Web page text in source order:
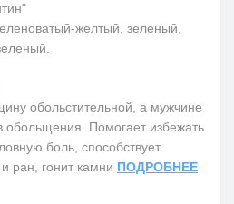
желтый, зеленый,
обольстительной, а мужчине
обольщения. Помогает избежать
боль, способствует
ран, гонит камни ПОДРОБНЕЕ